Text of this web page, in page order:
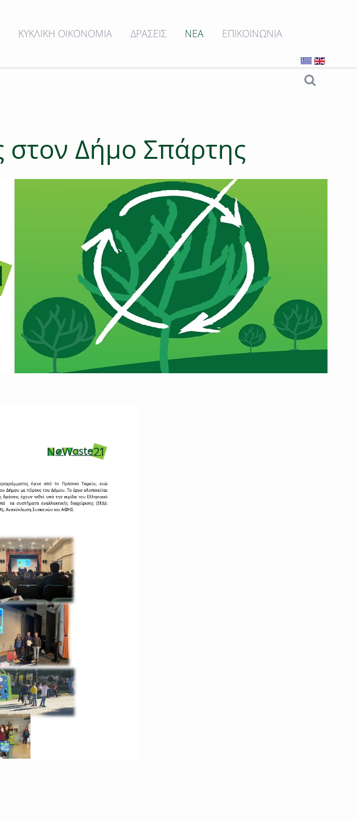
ΚΥΚΛΙΚΗ ΟΙΚΟΝΟΜΙΑ ΔΡΑΣΕΙΣ ΝΕΑ ΕΠΙΚΟΙΝΩΝΙΑ
στον Δήμο Σπάρτης